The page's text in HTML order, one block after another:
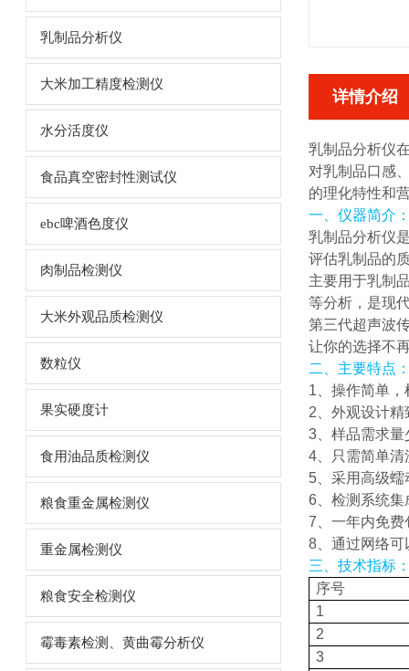
乳制品分析仪
大米加工精度检测仪
水分活度仪
食品真空密封性测试仪
ebc啤酒色度仪
肉制品检测仪
大米外观品质检测仪
数粒仪
果实硬度计
食用油品质检测仪
粮食重金属检测仪
重金属检测仪
粮食安全检测仪
霉毒素检测、黄曲霉分析仪
详情介绍
乳制品分析仪
对乳制品口感
的理化特性和
一、仪器简介
乳制品分析仪
评估乳制品的
主要用于乳制
等分析，是现
第三代超声波
让你的选择不
二、主要特点
1、操作简单
2、外观设计
3、样品需求量
4、只需简单清
5、采用高级
6、检测系统集
7、一年内免费
8、通过网络可
三、技术指标
序号
1
2
3